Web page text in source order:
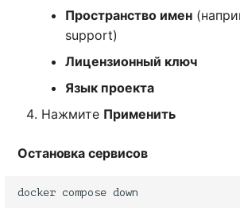
Пространство имен
support)
Лицензионный ключ
Язык проекта
Нажмите Применить
Остановка сервисов
docker compose